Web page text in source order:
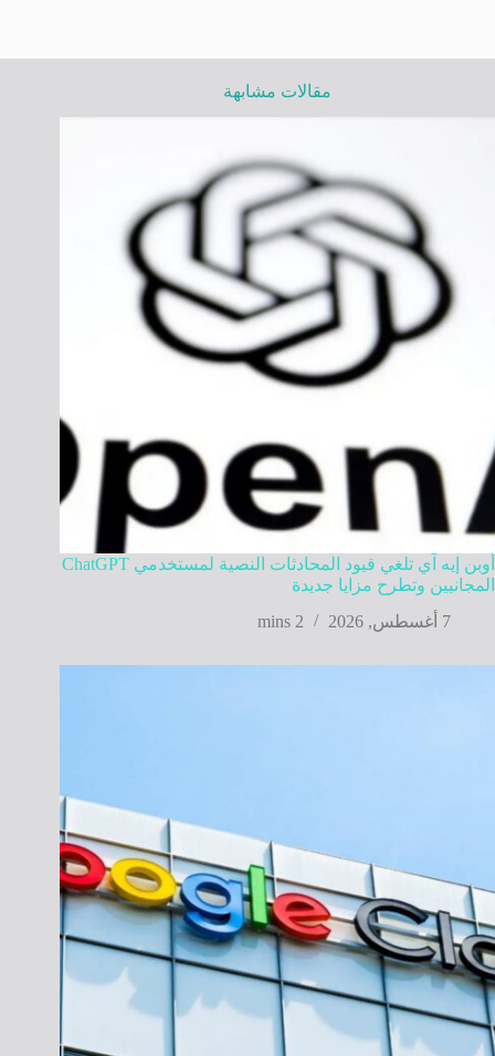
مقالات مشابهة
أوبن إيه آي تلغي قيود المحادثات النصية لمستخدمي ChatGPT
المجانيين وتطرح مزايا جديدة
7 أغسطس, 2026
2 mins